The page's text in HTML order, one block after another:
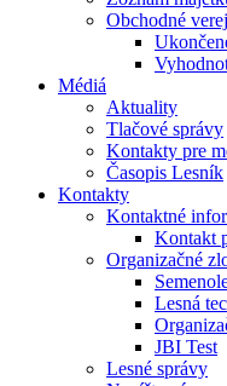
Obchodné
Médiá
Aktuality
Tlačové správy
Kontakty pre
Časopis Lesník
Kontakty
Kontaktné
Kontakt
Organizačné
Lesná
JBI Test
Lesné správy